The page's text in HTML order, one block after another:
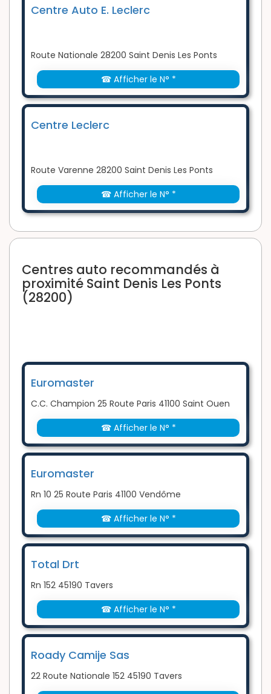
Centre Auto E. Leclerc
Route Nationale 28200 Saint Denis Les Ponts
☎ Afficher le N° *
Centre Leclerc
Route Varenne 28200 Saint Denis Les Ponts
☎ Afficher le N° *
Centres auto recommandés à
proximité Saint Denis Les Ponts
(28200)
Euromaster
C.C. Champion 25 Route Paris 41100 Saint Ouen
☎ Afficher le N° *
Euromaster
Rn 10 25 Route Paris 41100 Vendôme
☎ Afficher le N° *
Total Drt
Rn 152 45190 Tavers
☎ Afficher le N° *
Roady Camije Sas
22 Route Nationale 152 45190 Tavers